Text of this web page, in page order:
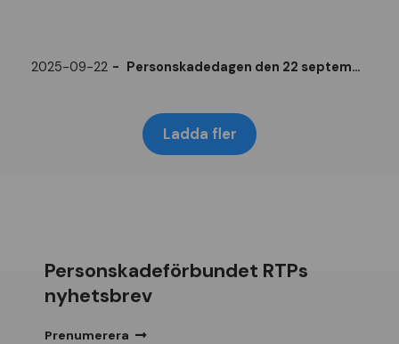
2025-09-22 Personskadedagen den 22 september
Ladda fler
Personskadeförbundet RTPs
nyhetsbrev
Prenumerera